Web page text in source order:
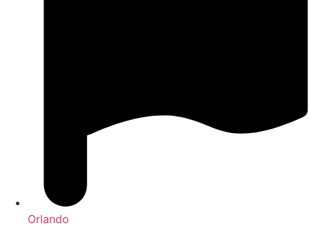
Orlando